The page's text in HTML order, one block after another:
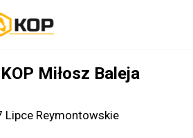
Miłosz Baleja
Lipce Reymontowskie